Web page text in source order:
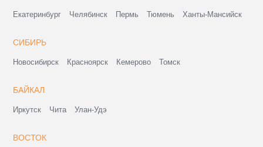
Екатеринбург Челябинск Пермь Тюмень Ханты-Мансийск
СИБИРЬ
Новосибирск Красноярск Кемерово Томск
БАЙКАЛ
Иркутск Чита Улан-Удэ
ВОСТОК